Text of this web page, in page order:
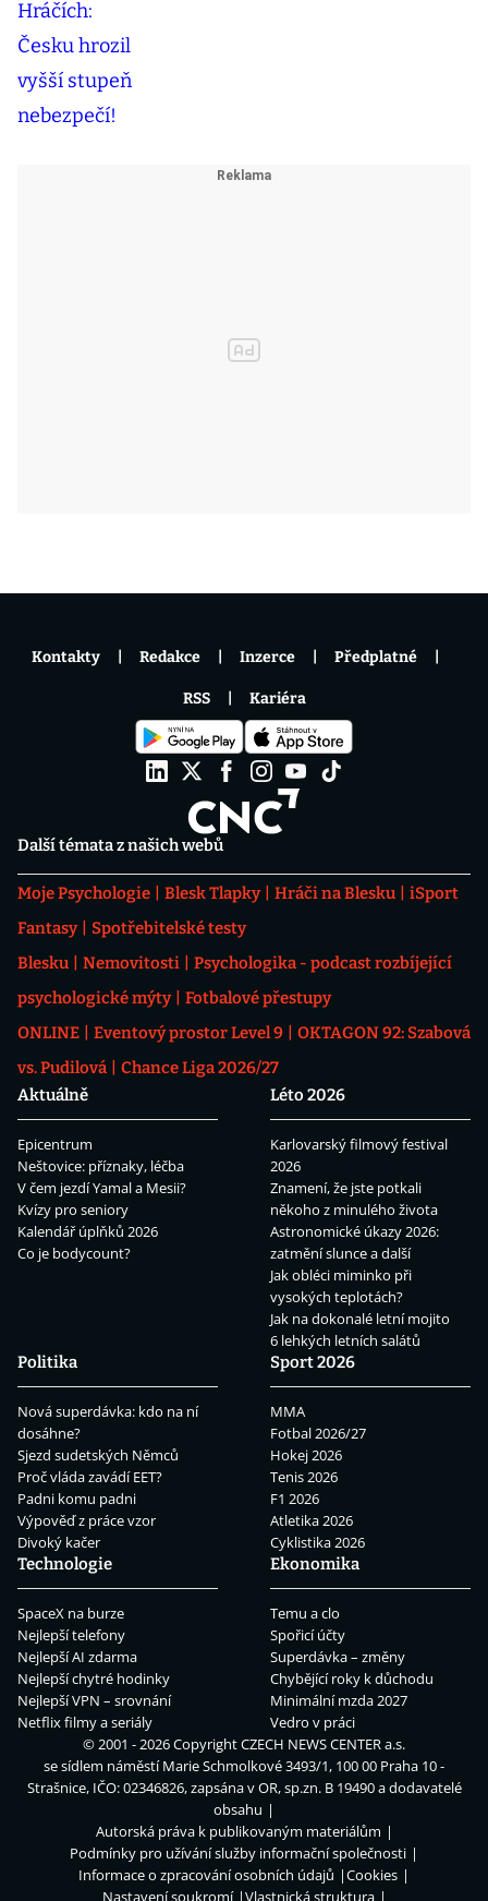
Další témata z našich webů
Moje Psychologie Blesk Tlapky Hráči na Blesku
iSport
Fantasy
Spotřebitelské testy
Blesku
Nemovitosti
Psychologika - podcast rozbíjející
psychologické mýty
Fotbalové přestupy
ONLINE
Eventový prostor Level 9
OKTAGON 92: Szabová
vs. Pudilová
Chance Liga 2026/27
Aktuálně
Epicentrum
Neštovice: příznaky, léčba
V čem jezdí Yamal a Mesii?
Kvízy pro seniory
Kalendář úplňků 2026
Co je bodycount?
Léto 2026
Karlovarský filmový festival
2026
Znamení, že jste potkali
někoho z minulého života
Astronomické úkazy 2026:
zatmění slunce a další
Jak obléci miminko při
vysokých teplotách?
Jak na dokonalé letní mojito
6 lehkých letních salátů
Politika
Nová superdávka: kdo na ní
dosáhne?
Sjezd sudetských Němců
Proč vláda zavádí EET?
Padni komu padni
Výpověď z práce vzor
Divoký kačer
Sport 2026
MMA
Fotbal 2026/27
Hokej 2026
Tenis 2026
F1 2026
Atletika 2026
Cyklistika 2026
Technologie
SpaceX na burze
Nejlepší telefony
Nejlepší AI zdarma
Nejlepší chytré hodinky
Nejlepší VPN – srovnání
Netflix filmy a seriály
Ekonomika
Temu a clo
Spořicí účty
Superdávka – změny
Chybějící roky k důchodu
Minimální mzda 2027
Vedro v práci
Kontakty Redakce Inzerce Předplatné
RSS Kariéra
© 2001 - 2026 CopyrightCZECH NEWS CENTER a.s.
se sídlem náměstí Marie Schmolkové 3493/1, 100 00 Praha 10 -
Strašnice, IČO: 02346826, zapsána v OR, sp.zn. B 19490 a dodavatelé
obsahu
Autorská práva k publikovaným materiálům
Podmínky pro užívání služby informační společnosti
Informace o zpracování osobních údajů
Cookies
Nastavení soukromí
Vlastnická struktura